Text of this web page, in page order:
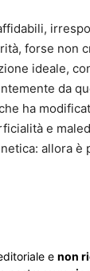
forse non
ideale,
da
ha
e
allora
e non